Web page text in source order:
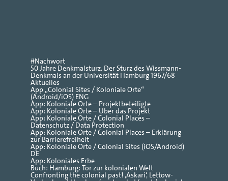
#Nachwort
50 Jahre Denkmalsturz. Der Sturz des Wissmann-
Denkmals an der Universität Hamburg 1967/68
Aktuelles
App „Colonial Sites / Koloniale Orte“
(Android/iOS) ENG
App: Koloniale Orte – Projektbeteiligte
App: Koloniale Orte – Über das Projekt
App: Koloniale Orte / Colonial Places –
Datenschutz / Data Protection
App: Koloniale Orte / Colonial Places – Erklärung
zur Barrierefreiheit
App: Koloniale Orte / Colonial Sites (iOS/Android)
DE
App: Koloniales Erbe
Buch: Hamburg: Tor zur kolonialen Welt
Confronting the colonial past! ‚Askari‘, Lettow-